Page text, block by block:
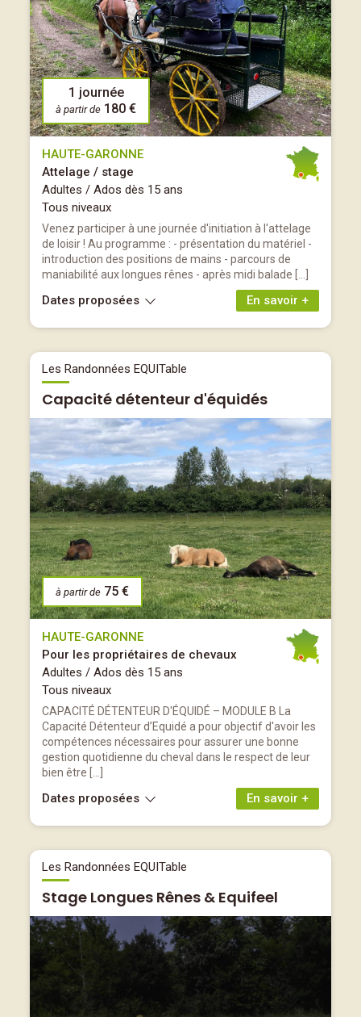
1 journée
à partir de 180 €
HAUTE-GARONNE
Attelage / stage
Adultes / Ados dès 15 ans
Tous niveaux
Venez participer à une journée d'initiation à l'attelage
de loisir ! Au programme : - présentation du matériel -
introduction des positions de mains - parcours de
maniabilité aux longues rênes - après midi balade […]
En savoir +
Dates proposées
Les Randonnées EQUITable
Capacité détenteur d'équidés
à partir de 75 €
HAUTE-GARONNE
Pour les propriétaires de chevaux
Adultes / Ados dès 15 ans
Tous niveaux
CAPACITÉ DÉTENTEUR D'ÉQUIDÉ – MODULE B La
Capacité Détenteur d’Equidé a pour objectif d'avoir les
compétences nécessaires pour assurer une bonne
gestion quotidienne du cheval dans le respect de leur
bien être […]
En savoir +
Dates proposées
Les Randonnées EQUITable
Stage Longues Rênes & Equifeel